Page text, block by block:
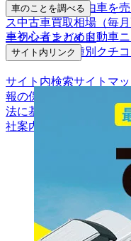
定が選ばれる理由車を
ス中古車買取相場（毎月
ークションガイド
車のことを調べる
車初心者まとめ自動車
費を調べる車種別クチコ
サイト内リンク
サイト内検索サイトマ
報の保護について
法に基づく表示
アフィ
社案内